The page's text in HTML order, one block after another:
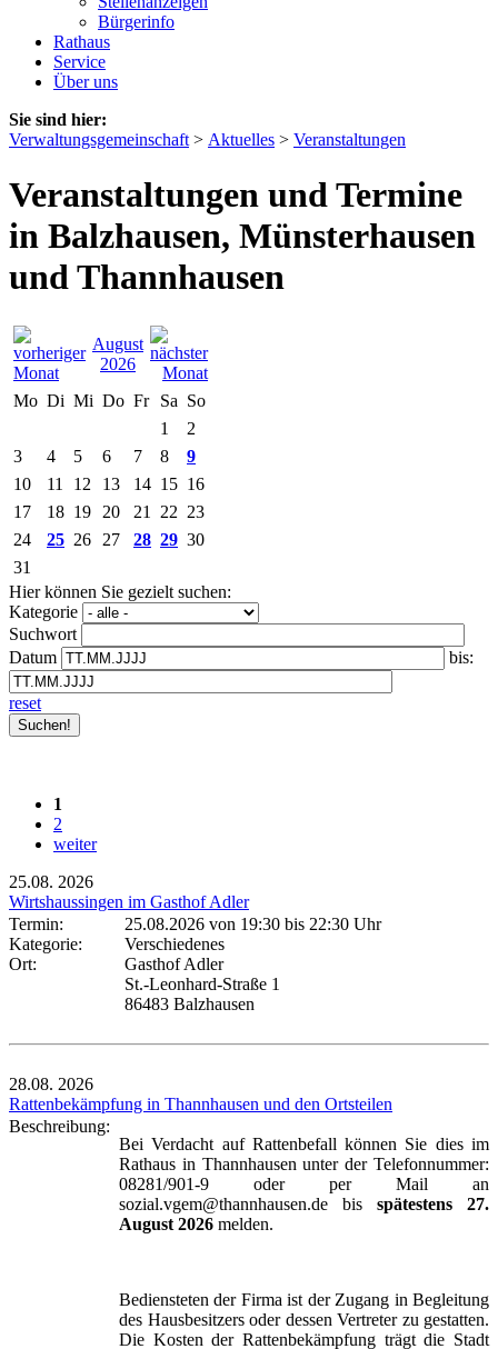
Bürgerinfo
Rathaus
Service
Über uns
Sie sind hier:
Verwaltungsgemeinschaft > Aktuelles > Veranstaltungen
Veranstaltungen und Termine
in Balzhausen, Münsterhausen
und Thannhausen
August
2026
Mo Di Mi Do Fr Sa So
1
2
3
4 5 6 7 8
9
10
11 12 13 14 15 16
17
18 19 20 21 22 23
24
25 26 27 28 29 30
31
Hier können Sie gezielt suchen:
Kategorie
Suchwort
Datum
bis:
reset
1
2
weiter
25.08. 2026
Wirtshaussingen im Gasthof Adler
Termin:
25.08.2026 von 19:30 bis 22:30 Uhr
Kategorie:
Verschiedenes
Ort:
Gasthof Adler
St.-Leonhard-Straße 1
86483 Balzhausen
28.08. 2026
Rattenbekämpfung in Thannhausen und den Ortsteilen
Beschreibung:
Bei Verdacht auf Rattenbefall können Sie dies im
Rathaus in Thannhausen unter der Telefonnummer:
08281/901-9 oder per Mail an
sozial.vgem@thannhausen.de bis spätestens 27.
August 2026 melden.
Bediensteten der Firma ist der Zugang in Begleitung
des Hausbesitzers oder dessen Vertreter zu gestatten.
Die Kosten der Rattenbekämpfung trägt die Stadt